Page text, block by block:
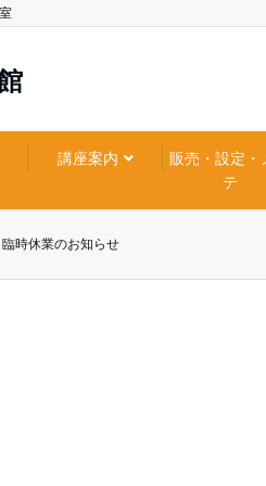
講座案内
販売・設定・
テ
臨時休業のお知らせ